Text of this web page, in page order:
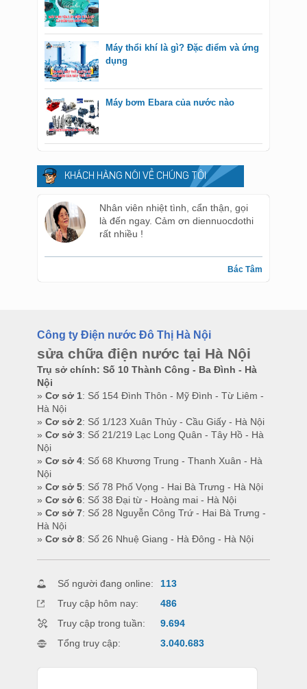
Máy thổi khí là gì? Đặc điểm và ứng
dụng
Máy bơm Ebara của nước nào
KHÁCH HÀNG NÓI VỀ CHÚNG TÔI
Nhân viên nhiệt tình, cẩn thận, gọi
là đến ngay. Cảm ơn diennuocdothi
rất nhiều !
Bác Tâm
Công ty Điện nước Đô Thị Hà Nội
sửa chữa điện nước tại Hà Nội
Trụ sở chính: Số 10 Thành Công - Ba Đình - Hà
Nội
» Cơ sở 1: Số 154 Đình Thôn - Mỹ Đình - Từ Liêm -
Hà Nội
» Cơ sở 2: Số 1/123 Xuân Thủy - Cầu Giấy - Hà Nội
» Cơ sở 3: Số 21/219 Lạc Long Quân - Tây Hồ - Hà
Nội
» Cơ sở 4: Số 68 Khương Trung - Thanh Xuân - Hà
Nội
» Cơ sở 5: Số 78 Phố Vọng - Hai Bà Trưng - Hà Nội
» Cơ sở 6: Số 38 Đại từ - Hoàng mai - Hà Nội
» Cơ sở 7: Số 28 Nguyễn Công Trứ - Hai Bà Trưng -
Hà Nội
» Cơ sở 8: Số 26 Nhuệ Giang - Hà Đông - Hà Nội
Số người đang online:
113
Truy cập hôm nay:
486
Truy cập trong tuần:
9.694
Tổng truy cập:
3.040.683